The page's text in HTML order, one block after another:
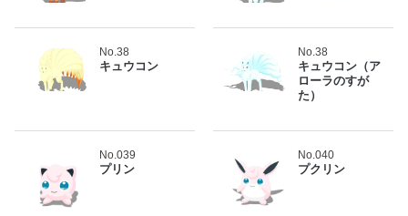
No.38
キュウコン
No.38
キュウコン（ア
ローラのすが
た）
No.039
プリン
No.040
プクリン